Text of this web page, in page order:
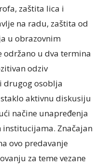
zaštita lica i
na radu, zaštita od
u obrazovnim
održano u dva termina
odziv
drugog osoblja
aktivnu diskusiju
načine unapređenja
Značajan
ovo predavanje
za teme vezane